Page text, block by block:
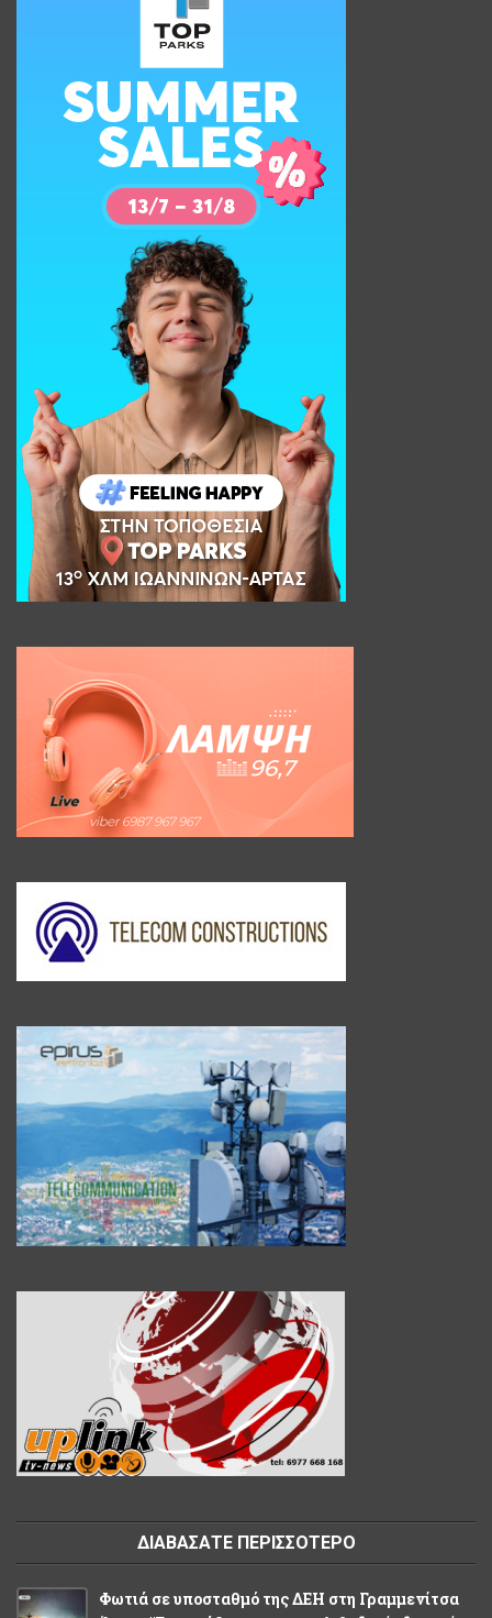
ΔΙΑΒΑΣΑΤΕ ΠΕΡΙΣΣΟΤΕΡΟ
Φωτιά σε υποσταθμό της ΔΕΗ στη Γραμμενίτσα